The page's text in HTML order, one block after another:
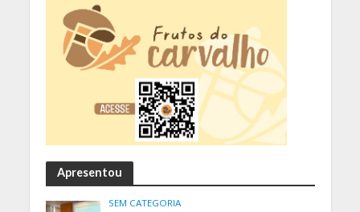
Apresentou
SEM CATEGORIA